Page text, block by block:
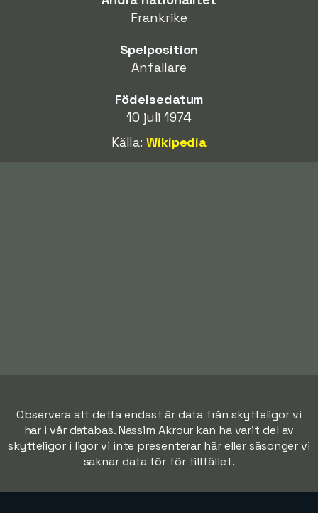
Frankrike
Spelposition
Anfallare
Födelsedatum
10 juli 1974
Källa:Wikipedia
Observera att detta endast är data från skytteligor vi
har i vår databas. Nassim Akrour kan ha varit del av
skytteligor i ligor vi inte presenterar här eller säsonger vi
saknar data för för tillfället.